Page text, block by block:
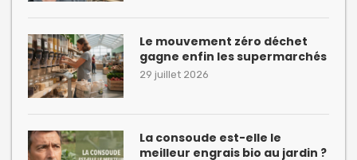
Le mouvement zéro déchet
gagne enfin les supermarchés
29 juillet 2026
La consoude est-elle le
meilleur engrais bio au jardin ?